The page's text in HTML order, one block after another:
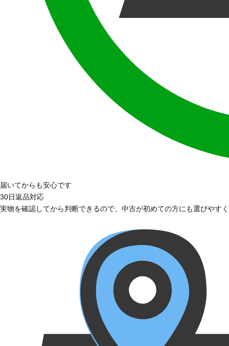
届いてからも安心です
30日返品対応
実物を確認してから判断できるので、中古が初めての方にも選びやす